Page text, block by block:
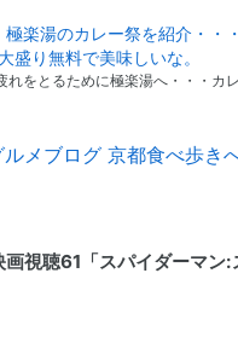
極楽湯のカレー祭を紹介・・
盛り無料で美味しいな。
れをとるために極楽湯へ・・・カ
画視聴61「スパイダーマン: